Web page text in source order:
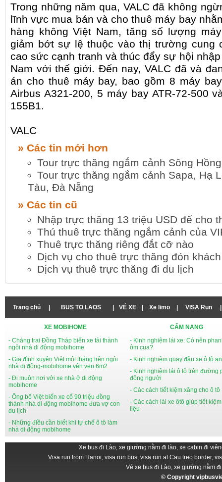
Trong những năm qua, VALC đã không
lĩnh vực mua bán và cho thuê máy bay
hàng không Việt Nam, tăng số lượng
giảm bớt sự lệ thuộc vào thị trường cung
cao sức cạnh tranh và thúc đẩy sự hội
Nam với thế giới. Đến nay, VALC đã và
án cho thuê máy bay, bao gồm 8 máy
Airbus A321-200, 5 máy bay ATR-72-500
155B1.
VALC
» Các tin mới hơn
Tour trực thăng ngắm cảnh Sông
Tour trực thăng ngắm cảnh Sapa, Hạ
Tàu, Đà Nẵng
» Các tin cũ
Nhập trực thăng 13 triệu USD để cho
Thú thuê trực thăng ngắm cảnh của
Thuê trực thăng riêng đắt cỡ nào
Dịch vụ cho thuê trực thăng đón
Dịch vụ thuê trực thăng đi du lịch
Trang chủ | BUS TO LAOS | VÉ XE | Xe limo | VISA Run |
XE MOBIHOME
- Chàng trai Đồng Tháp biến xe tải thành
ngôi nhà di động mobihome
- Gia đình xuyên Việt một tháng trên ngôi
nhà di động-mobihome vẻn vẹn 6m2
- Đi muôn nơi với xe nhà ở di động
mobihome
- Ông bố Việt biến xe cổ 90 triệu đồng
thành nhà di động mobihome đưa vợ con
du lịch
- Những điều cần biết khi tự chế ô tô làm
nhà di động mobihome
CẨM NANG
- Kinh nghiệm lái xe: Có nên
ôm cua?
- Kinh nghiệm quay đầu xe ô tô
- Kinh nghiệm lái ô tô trên đường
đông người
- Các cách tiết kiệm xăng cho ô tô
- Các cách lái xe ôtô giúp tiết
liệu
Xe bus đi Lào, xe giường nằm đi lào, xe cabin đi
Visa run from Hanoi, visa run bus, visa run at Cau treo border,
Vé xe bus đi Lào, xe giường nằm
© Copyright